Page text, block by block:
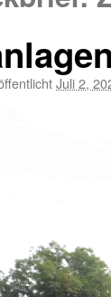
Juli 2,